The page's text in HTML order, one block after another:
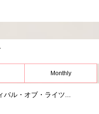
Monthly
バル・オブ・ライツ...